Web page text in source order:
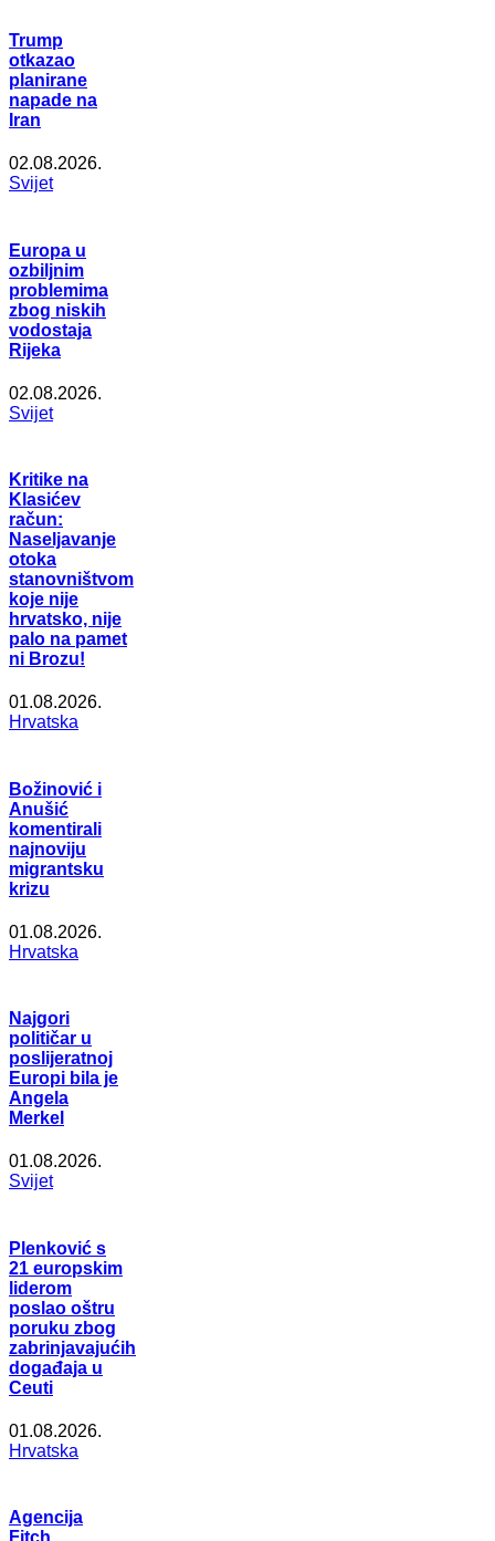
Trump
otkazao
planirane
napade na
Iran
02.08.2026.
Svijet
Europa u
ozbiljnim
problemima
zbog niskih
vodostaja
Rijeka
02.08.2026.
Svijet
Kritike na
Klasićev
račun:
Naseljavanje
otoka
stanovništvom
koje nije
hrvatsko, nije
palo na pamet
ni Brozu!
01.08.2026.
Hrvatska
Božinović i
Anušić
komentirali
najnoviju
migrantsku
krizu
01.08.2026.
Hrvatska
Najgori
političar u
poslijeratnoj
Europi bila je
Angela
Merkel
01.08.2026.
Svijet
Plenković s
21 europskim
liderom
poslao oštru
poruku zbog
zabrinjavajućih
događaja u
Ceuti
01.08.2026.
Hrvatska
Agencija